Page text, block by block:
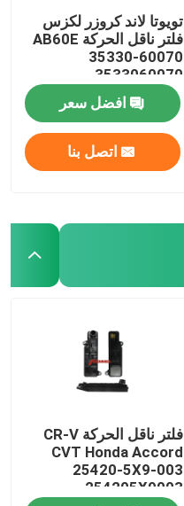
تويوتا لاند كروزر لكزس
فلتر ناقل الحركة AB60E
35330-60070
3533060070
افضل سعر
اتصل بنا
فلتر ناقل الحركة CR-V
CVT Honda Accord
25420-5X9-003
254205X9003